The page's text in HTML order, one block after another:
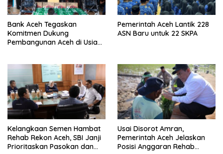
Bank Aceh Tegaskan
Komitmen Dukung
Pembangunan Aceh di Usia
Pemerintah Aceh Lantik 228
ASN Baru untuk 22 SKPA
Kelangkaan Semen Hambat
Rehab Rekon Aceh, SBI Janji
Prioritaskan Pasokan dan
Usai Disorot Amran,
Pemerintah Aceh Jelaskan
Posisi Anggaran Rehab